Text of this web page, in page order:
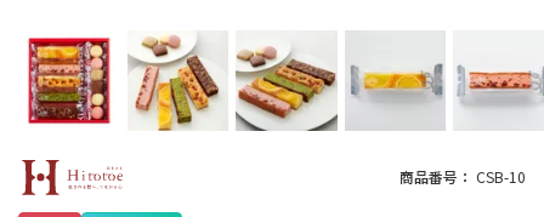
商品番号 CSB-10